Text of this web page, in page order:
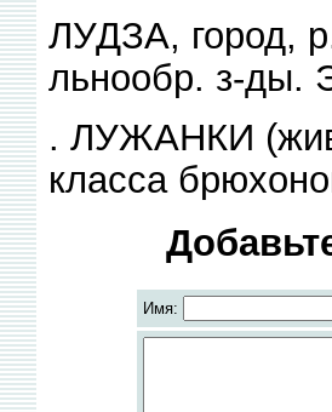
ЛУДЗА, город,
льнообр. з-ды.
. ЛУЖАНКИ
класса
Имя: